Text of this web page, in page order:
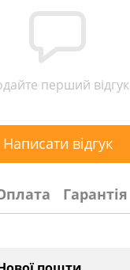
перший відгук
Написати відгук
Гарантія